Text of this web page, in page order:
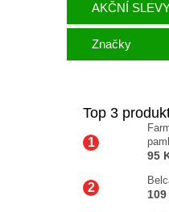
AKČNÍ
Značky
Top 3
95